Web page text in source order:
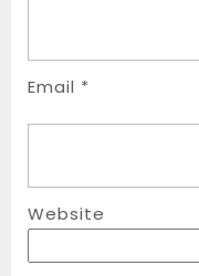
Email *
Website